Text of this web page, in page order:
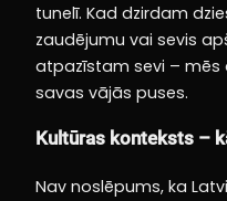
tunelī. Kad dzirdam
zaudējumu vai sevis
atpazīstam sevi –
savas vājās puses.
Kultūras konteksts –
Nav noslēpums, ka